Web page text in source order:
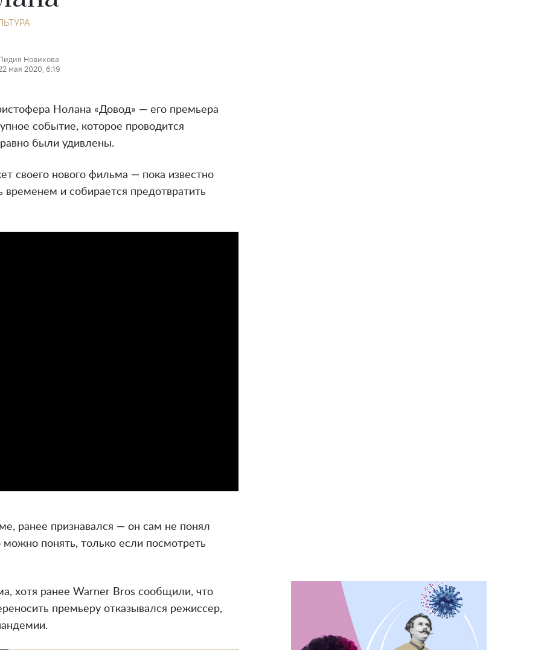
Новикова
мая 2020, 6:19
Нолана «Довод» — его премьера
событие, которое проводится
были удивлены.
своего нового фильма — пока известно
временем и собирается предотвратить
ранее признавался — он сам не понял
понять, только если посмотреть
хотя ранее Warner Bros сообщили, что
премьеру отказывался режиссер,